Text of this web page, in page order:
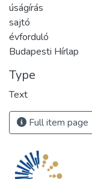
úságírás
sajtó
évforduló
Budapesti Hírlap
Type
Text
Full item page